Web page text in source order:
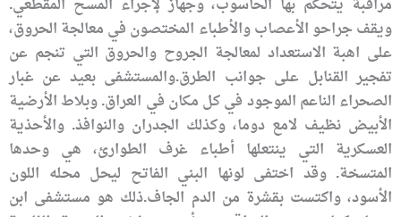
مراقبة يتحكم بها الحاسوب، وجهاز لإجراء المسح المقطعي.
ويقف جراحو الأعصاب والأطباء المختصون في معالجة الحروق،
على اهبة الاستعداد لمعالجة الجروح والحروق التي تنجم عن
تفجير القنابل على جوانب الطرق.والمستشفى بعيد عن غبار
الصحراء الناعم الموجود في كل مكان في العراق. وبلاط الأرضية
الأبيض نظيف لامع دوما، وكذلك الجدران والنوافذ. والأحذية
العسكرية التي ينتعلها أطباء غرف الطوارئ، هي وحدها
المتسخة. وقد اختفى لونها البني الفاتح ليحل محله اللون
الأسود، واكتست بقشرة من الدم الجاف.ذلك هو مستشفى ابن